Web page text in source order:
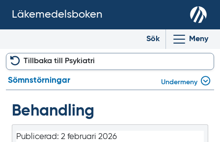
Läkemedelsboken
Sök Meny
Behandling
Publicerad: 2 februari 2026
Tillbaka till Psykiatri
Sömnstörningar Undermeny